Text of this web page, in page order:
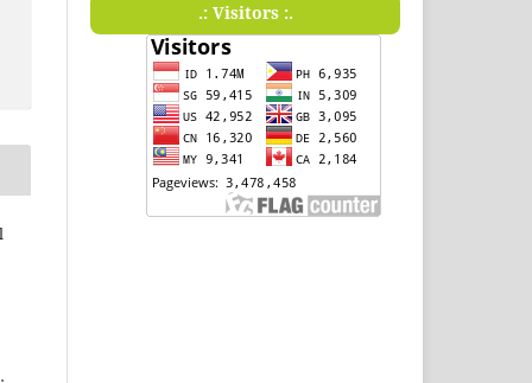
.: Visitors :.